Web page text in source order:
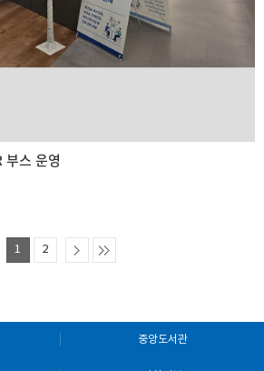
스 운영
1 2
중앙도서관